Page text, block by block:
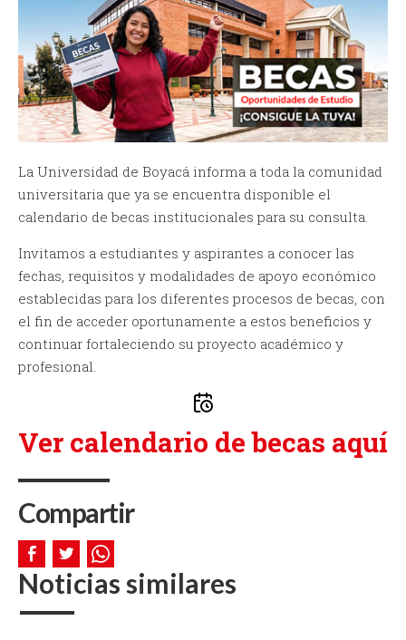
La Universidad de Boyacá informa a toda la comunidad
universitaria que ya se encuentra disponible el
calendario de becas institucionales para su consulta.
Invitamos a estudiantes y aspirantes a conocer las
fechas, requisitos y modalidades de apoyo económico
establecidas para los diferentes procesos de becas, con
el fin de acceder oportunamente a estos beneficios y
continuar fortaleciendo su proyecto académico y
profesional.
Ver calendario de becas aquí
Compartir
Noticias similares